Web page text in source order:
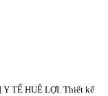
TẾ HUÊ LỢI. Thiết kế